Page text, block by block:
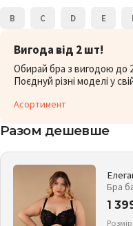
B C D E
Вигода від 2 шт!
Обирай бра з вигодою до
Поєднуй різні моделі у
Асортимент
Разом дешевше
Бра
1
Розмір: